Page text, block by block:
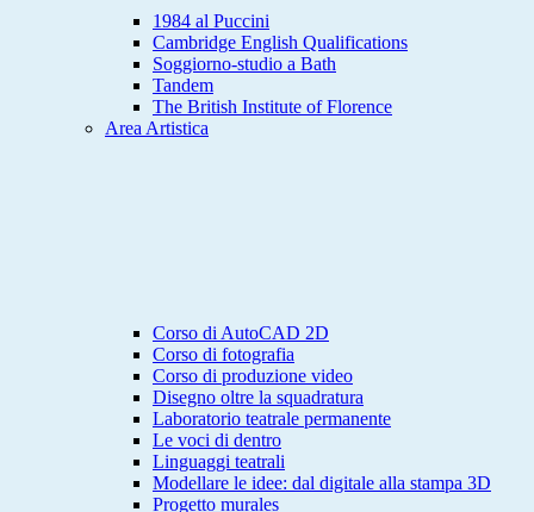
1984 al Puccini
Cambridge English Qualifications
Soggiorno-studio a Bath
Tandem
The British Institute of Florence
Area Artistica
Corso di AutoCAD 2D
Corso di fotografia
Corso di produzione video
Disegno oltre la squadratura
Laboratorio teatrale permanente
Le voci di dentro
Linguaggi teatrali
Modellare le idee: dal digitale alla stampa 3D
Progetto murales